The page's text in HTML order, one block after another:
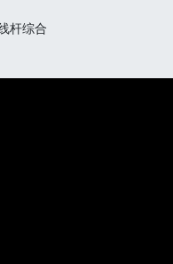
杆综合